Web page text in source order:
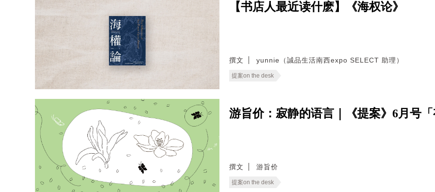
【书店人最近读什麽】《海权论》
撰文 yunnie（誠品生活南西expo SELECT 助理）
提案on the desk
游旨价：寂静的语言｜《提案》6月号「
撰文 游旨价
提案on the desk